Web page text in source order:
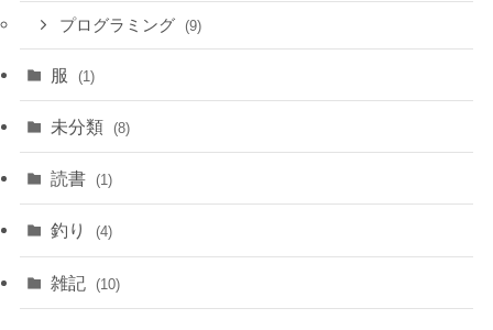
プログラミング (9)
服 (1)
未分類 (8)
読書 (1)
釣り (4)
雑記 (10)